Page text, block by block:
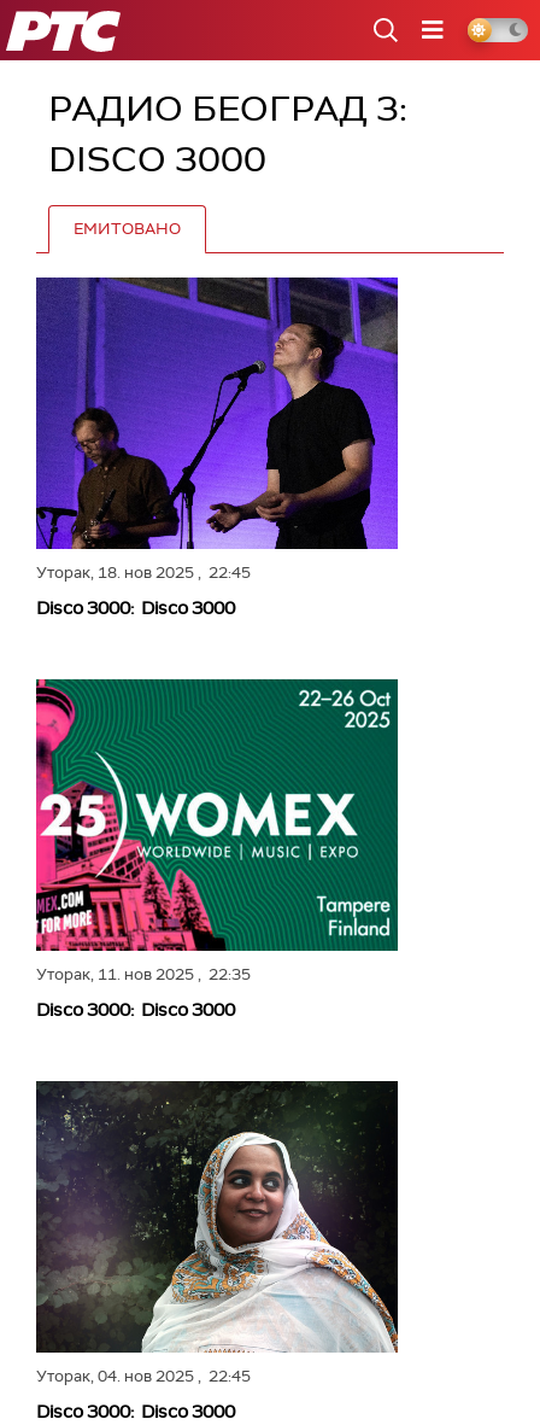
РТС
РАДИО БЕОГРАД 3:
DISCO 3000
ЕМИТОВАНО
Уторак, 18. нов 2025, 22:45
Disco 3000: Disco 3000
Уторак, 11. нов 2025, 22:35
Disco 3000: Disco 3000
Уторак,04. нов 2025, 22:45
Disco 3000: Disco 3000